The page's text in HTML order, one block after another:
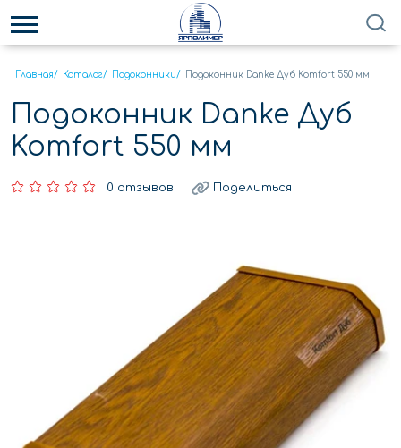
Главная/ Каталог/ Подоконники/ Подоконник Danke Дуб Komfort 550 мм
Подоконник Danke Дуб
Komfort 550 мм
0 отзывов Поделиться